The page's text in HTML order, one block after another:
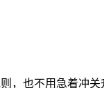
，也不用急着冲